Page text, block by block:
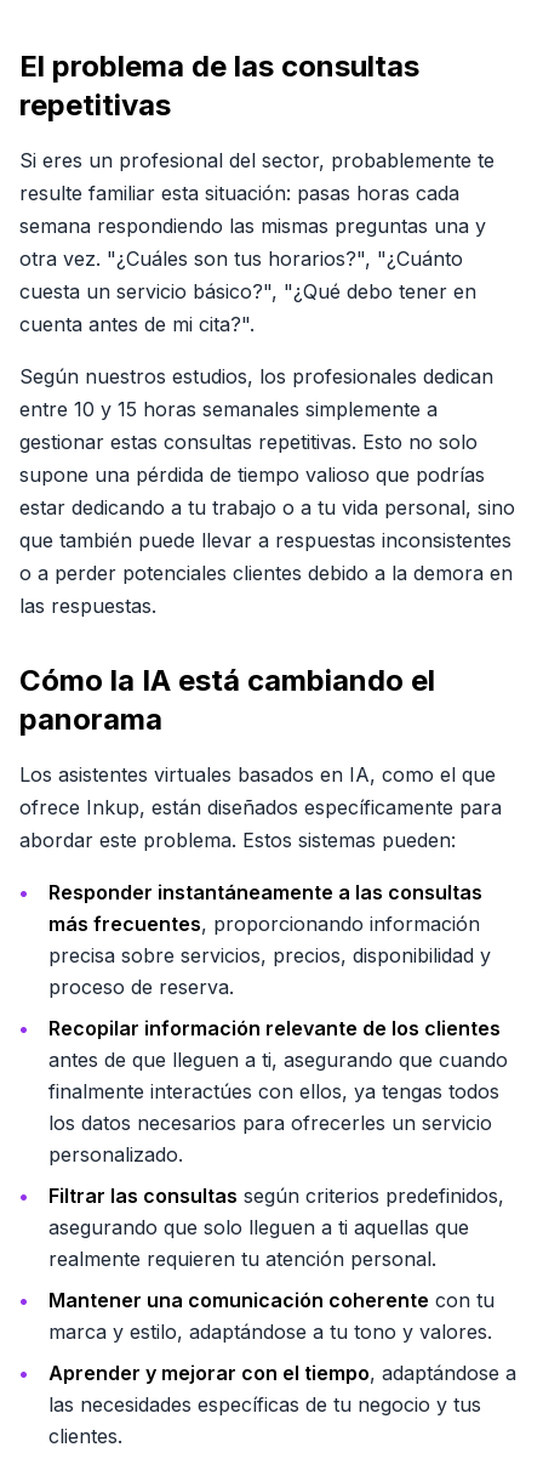
El problema de las consultas
repetitivas
Si eres un profesional del sector, probablemente te
resulte familiar esta situación: pasas horas cada
semana respondiendo las mismas preguntas una y
otra vez. "¿Cuáles son tus horarios?", "¿Cuánto
cuesta un servicio básico?", "¿Qué debo tener en
cuenta antes de mi cita?".
Según nuestros estudios, los profesionales dedican
entre 10 y 15 horas semanales simplemente a
gestionar estas consultas repetitivas. Esto no solo
supone una pérdida de tiempo valioso que podrías
estar dedicando a tu trabajo o a tu vida personal, sino
que también puede llevar a respuestas inconsistentes
o a perder potenciales clientes debido a la demora en
las respuestas.
Cómo la IA está cambiando el
panorama
Los asistentes virtuales basados en IA, como el que
ofrece Inkup, están diseñados específicamente para
abordar este problema. Estos sistemas pueden:
Responder instantáneamente a las consultas
más frecuentes, proporcionando información
precisa sobre servicios, precios, disponibilidad y
proceso de reserva.
Recopilar información relevante de los clientes
antes de que lleguen a ti, asegurando que cuando
finalmente interactúes con ellos, ya tengas todos
los datos necesarios para ofrecerles un servicio
personalizado.
Filtrar las consultas según criterios predefinidos,
asegurando que solo lleguen a ti aquellas que
realmente requieren tu atención personal.
Mantener una comunicación coherente con tu
marca y estilo, adaptándose a tu tono y valores.
Aprender y mejorar con el tiempo, adaptándose a
las necesidades específicas de tu negocio y tus
clientes.